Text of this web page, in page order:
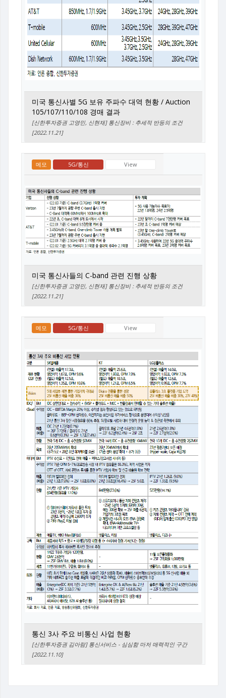
미국 통신사별 5G 보유 주파수 대역 현황 / Auction
105/107/110/108 경매 결과
[신한투자증권 고영민, 신현재] 통신장비 : 추세적 반등의 조건
[2022.11.21]
메모 5G/통신 View
미국 통신사들의 C-band 관련 진행 상황
[신한투자증권 고영민, 신현재] 통신장비 : 추세적 반등의 조건
[2022.11.21]
메모 5G/통신 View
통신 3사 주요 비통신 사업 현황
[신한투자증권 김아람] 통신서비스 - 심심함 마저 매력적인 구간
[2022.11.10]